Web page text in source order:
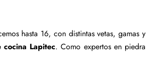
hasta 16, con distintas vetas, gamas y
Lapitec. Como expertos en piedra